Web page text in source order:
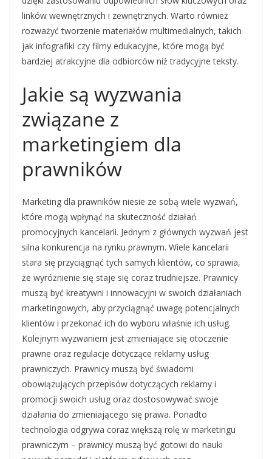
linków wewnętrznych i zewnętrznych. Warto również
rozważyć tworzenie materiałów multimedialnych, takich
jak infografiki czy filmy edukacyjne, które mogą być
bardziej atrakcyjne dla odbiorców niż tradycyjne teksty.
Jakie są wyzwania
związane z
marketingiem dla
prawników
Marketing dla prawników niesie ze sobą wiele wyzwań,
które mogą wpłynąć na skuteczność działań
promocyjnych kancelarii. Jednym z głównych wyzwań jest
silna konkurencja na rynku prawnym. Wiele kancelarii
stara się przyciągnąć tych samych klientów, co sprawia,
że wyróżnienie się staje się coraz trudniejsze. Prawnicy
muszą być kreatywni i innowacyjni w swoich działaniach
marketingowych, aby przyciągnąć uwagę potencjalnych
klientów i przekonać ich do wyboru właśnie ich usług.
Kolejnym wyzwaniem jest zmieniające się otoczenie
prawne oraz regulacje dotyczące reklamy usług
prawniczych. Prawnicy muszą być świadomi
obowiązujących przepisów dotyczących reklamy i
promocji swoich usług oraz dostosowywać swoje
działania do zmieniającego się prawa. Ponadto
technologia odgrywa coraz większą rolę w marketingu
prawniczym – prawnicy muszą być gotowi do nauki